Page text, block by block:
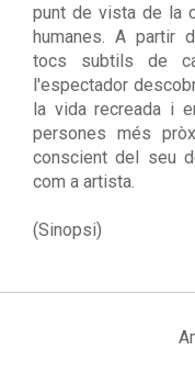
punt de vista de la
humanes. A partir
tocs subtils de
l'espectador
la vida recreada i
persones més
conscient del seu
com a artista.
(Sinopsi)